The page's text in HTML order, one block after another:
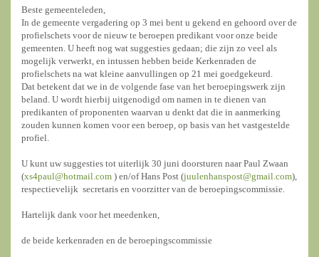
Beste gemeenteleden,
In de gemeente vergadering op 3 mei bent u gekend en gehoord over de
profielschets voor de nieuw te beroepen predikant voor onze beide
gemeenten. U heeft nog wat suggesties gedaan; die zijn zo veel als
mogelijk verwerkt, en intussen hebben beide Kerkenraden de
profielschets na wat kleine aanvullingen op 21 mei goedgekeurd.
Dat betekent dat we in de volgende fase van het beroepingswerk zijn
beland. U wordt hierbij uitgenodigd om namen in te dienen van
predikanten of proponenten waarvan u denkt dat die in aanmerking
zouden kunnen komen voor een beroep, op basis van het vastgestelde
profiel.
U kunt uw suggesties tot uiterlijk 30 juni doorsturen naar Paul Zwaan
(xs4paul@hotmail.com ) en/of Hans Post (juulenhanspost@gmail.com),
respectievelijk secretaris en voorzitter van de beroepingscommissie.
Hartelijk dank voor het meedenken,
de beide kerkenraden en de beroepingscommissie